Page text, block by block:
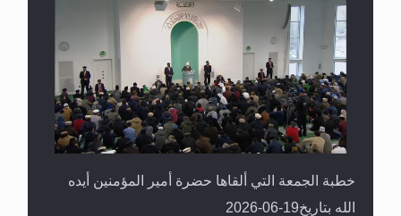
خطبة الجمعة التي ألقاها حضرة أمير المؤمنين أيده
الله بتاريخ19-06-2026